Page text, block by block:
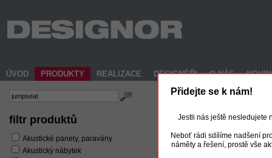
ÚVOD PRODUKTY REALIZACE DESIGNÉŘI O NÁS
filtr produktů
Akustické panely, paravány
Akustický nábytek
Přidejte se k nám!
Jestli nás ještě nesledujete
Neboť rádi sdílíme nadšení
náměty a řešení, prostě vše